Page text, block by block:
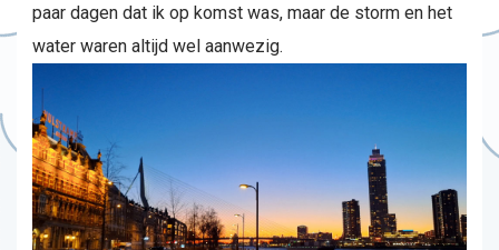
paar dagen dat ik op komst was, maar de storm en het
water waren altijd wel aanwezig.